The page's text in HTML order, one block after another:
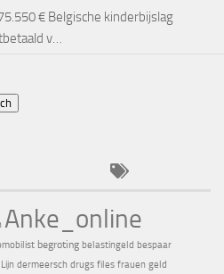
€ Belgische kinderbijslag
v…
Anke_online
begroting belastingeld bespaar
dermeersch drugs files frauen geld